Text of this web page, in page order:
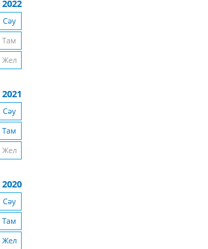
2022
Сәу
Там
Жел
2021
Сәу
Там
Жел
2020
Сәу
Там
Жел